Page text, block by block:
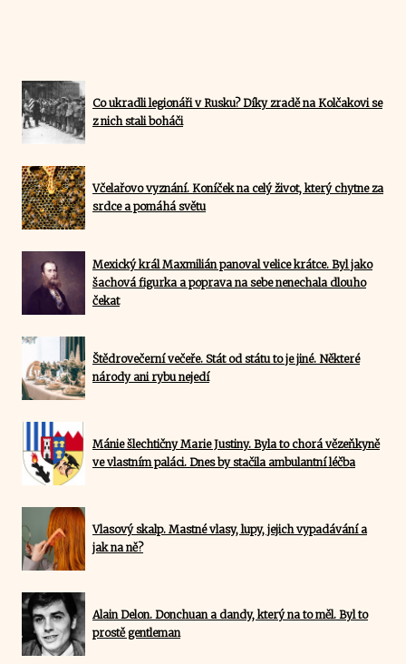
Co ukradli legionáři v Rusku? Díky zradě na Kolčakovi se
z nich stali boháči
Včelařovo vyznání. Koníček na celý život, který chytne za
srdce a pomáhá světu
Mexický král Maxmilián panoval velice krátce. Byl jako
šachová figurka a poprava na sebe nenechala dlouho
čekat
Štědrovečerní večeře. Stát od státu to je jiné. Některé
národy ani rybu nejedí
Mánie šlechtičny Marie Justiny. Byla to chorá vězeňkyně
ve vlastním paláci. Dnes by stačila ambulantní léčba
Vlasový skalp. Mastné vlasy, lupy, jejich vypadávání a
jak na ně?
Alain Delon. Donchuan a dandy, který na to měl. Byl to
prostě gentleman